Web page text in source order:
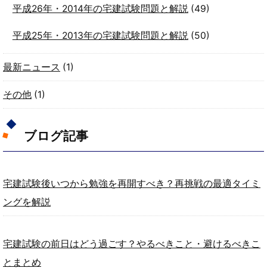
平成26年・2014年の宅建試験問題と解説(49)
平成25年・2013年の宅建試験問題と解説(50)
最新ニュース (1)
その他 (1)
ブログ記事
宅建試験後いつから勉強を再開すべき？再挑戦の最適タイミ
ングを解説
宅建試験の前日はどう過ごす？やるべきこと・避けるべきこ
とまとめ